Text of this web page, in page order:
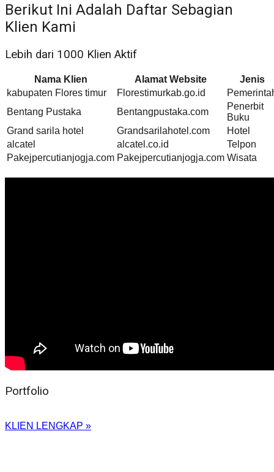
Berikut Ini Adalah Daftar Sebagian
Klien Kami
Lebih dari 1000 Klien Aktif
Nama Klien Alamat Website
Jenis
kabupaten Flores timur
Florestimurkab.go.id
Bentang Pustaka
Bentangpustaka.com
Penerbit
Buku
Grand sarila hotel
Grandsarilahotel.com
Hotel
alcatel
alcatel.co.id
Telpon
Pakejpercutianjogja.com Pakejpercutianjogja.com Wisata
Portfolio
KLIEN LENGKAP »